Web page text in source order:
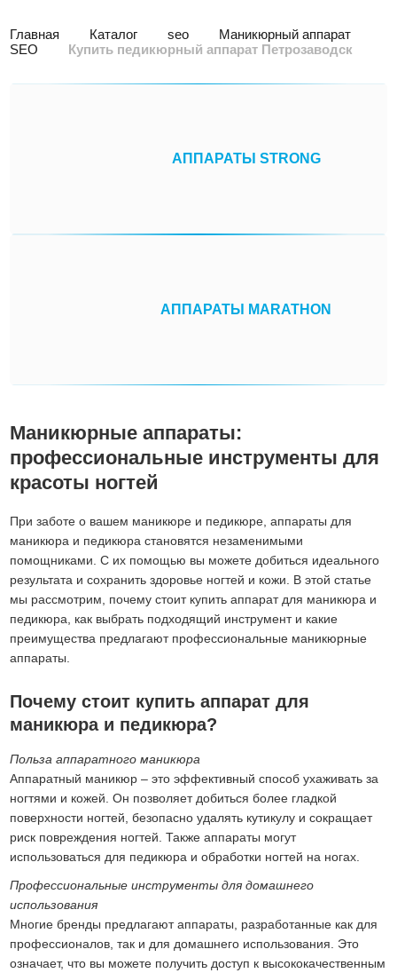
Главная Каталог seo
Маникюрный аппарат
SEO
Купить педикюрный аппарат Петрозаводск
АППАРАТЫ STRONG
АППАРАТЫ MARATHON
Маникюрные аппараты:
профессиональные инструменты для
красоты ногтей
При заботе о вашем маникюре и педикюре, аппараты для
маникюра и педикюра становятся незаменимыми
помощниками. С их помощью вы можете добиться идеального
результата и сохранить здоровье ногтей и кожи. В этой статье
мы рассмотрим, почему стоит купить аппарат для маникюра и
педикюра, как выбрать подходящий инструмент и какие
преимущества предлагают профессиональные маникюрные
аппараты.
Почему стоит купить аппарат для
маникюра и педикюра?
Польза аппаратного маникюра
Аппаратный маникюр – это эффективный способ ухаживать за
ногтями и кожей. Он позволяет добиться более гладкой
поверхности ногтей, безопасно удалять кутикулу и сокращает
риск повреждения ногтей. Также аппараты могут
использоваться для педикюра и обработки ногтей на ногах.
Профессиональные инструменты для домашнего
использования
Многие бренды предлагают аппараты, разработанные как для
профессионалов, так и для домашнего использования. Это
означает, что вы можете получить доступ к высококачественным